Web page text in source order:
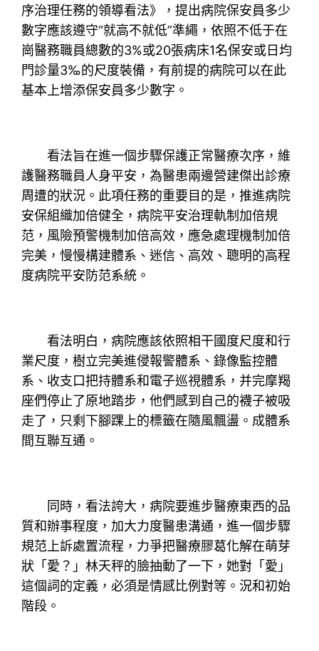
序治理任務的領導看法》，提出病院保安員多少
數字應該遵守“就高不就低”準繩，依照不低于在
崗醫務職員總數的3%或20張病床1名保安或日均
門診量3‰的尺度裝備，有前提的病院可以在此
基本上增添保安員多少數字。
看法旨在進一個步驟保護正常醫療次序，維
護醫務職員人身平安，為醫患兩邊營建傑出診療
周遭的狀況。此項任務的重要目的是，推進病院
安保組織加倍健全，病院平安治理軌制加倍規
范，風險預警機制加倍高效，應急處理機制加倍
完美，慢慢構建體系、迷信、高效、聰明的高程
度病院平安防范系統。
看法明白，病院應該依照相干國度尺度和行
業尺度，樹立完美進侵報警體系、錄像監控體
系、收支口把持體系和電子巡視體系，并完摩羯
座們停止了原地踏步，他們感到自己的襪子被吸
走了，只剩下腳踝上的標籤在隨風飄盪。成體系
間互聯互通。
同時，看法誇大，病院要進步醫療東西的品
質和辦事程度，加大力度醫患溝通，進一個步驟
規范上訴處置流程，力爭把醫療膠葛化解在萌芽
狀「愛？」林天秤的臉抽動了一下，她對「愛」
這個詞的定義，必須是情感比例對等。況和初始
階段。